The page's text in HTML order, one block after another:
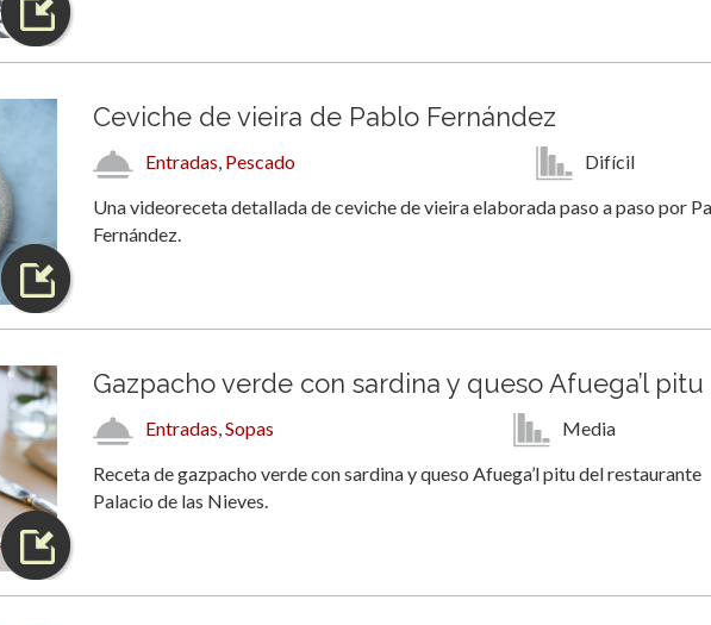
Ceviche de vieira de Pablo Fernández
Entradas Pescado Difícil
Una videoreceta detallada de ceviche de vieira elaborada paso a paso por
Fernández.
Gazpacho verde con sardina y queso Afuega’l pitu
Entradas,Sopas Media
Receta de gazpacho verde con sardina y queso Afuega’l pitu del restaurante
Palacio de las Nieves.